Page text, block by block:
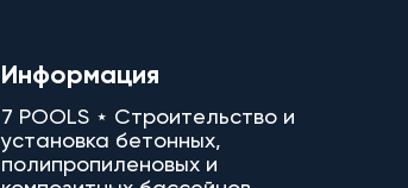
Информация
7 POOLS ⋆ Строительство и
установка бетонных,
полипропиленовых и